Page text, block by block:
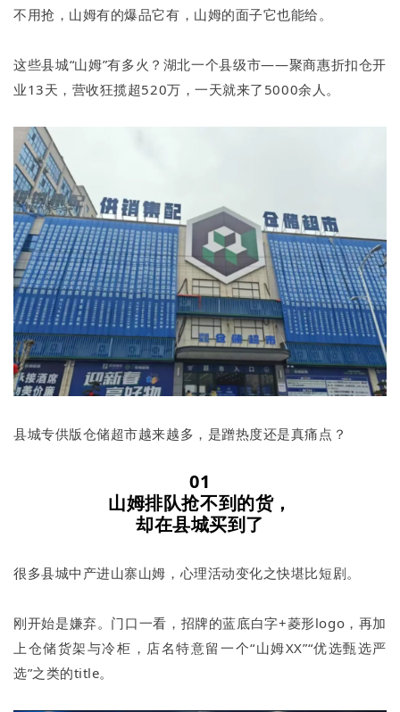
不用抢，山姆有的爆品它有，山姆的面子它也能给。
这些县城“山姆”有多火？湖北一个县级市——聚商惠折扣仓开
业13天，营收狂揽超520万，一天就来了5000余人。
县城专供版仓储超市越来越多，是蹭热度还是真痛点？
01
山姆排队抢不到的货，
却在县城买到了
很多县城中产进山寨山姆，心理活动变化之快堪比短剧。
刚开始是嫌弃。门口一看，招牌的蓝底白字+菱形logo，再加
上仓储货架与冷柜，店名特意留一个“山姆XX”“优选甄选严
选”之类的title。